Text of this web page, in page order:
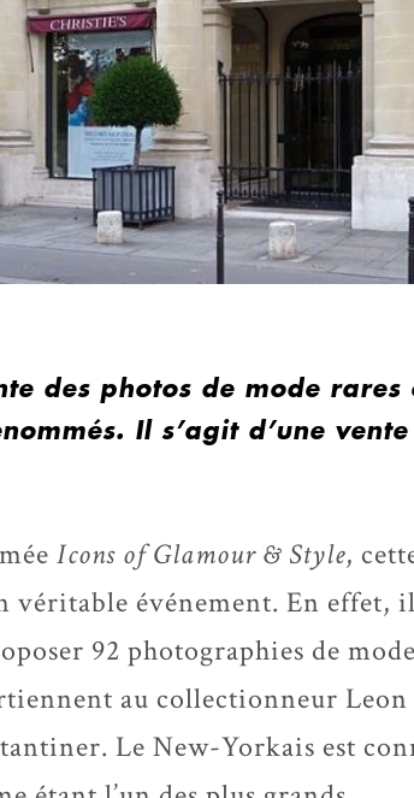
des photos de mode rares
Il s’agit d’une vente
Icons of Glamour & Style,
véritable événement. En effet, il
92 photographies de
au collectionneur Leon
Le New-Yorkais est